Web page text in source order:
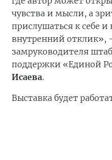
чувства и мысли, а
прислушаться к себе
внутренний отклик»,
замруководителя
поддержки «Единой
Исаева.
Выставка будет